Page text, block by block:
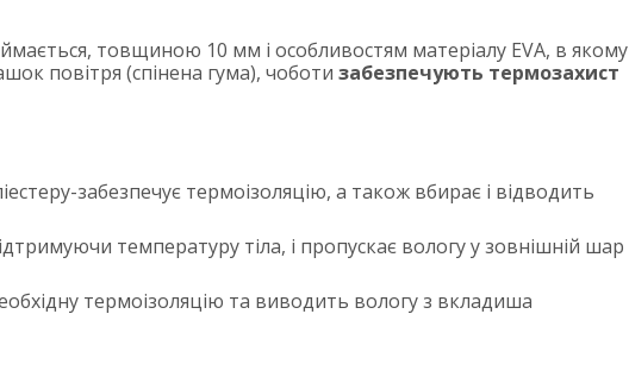
товщиною 10 мм і особливостям матеріалу EVA, в якому
повітря (спінена гума), чоботи забезпечують термозахист
забезпечує термоізоляцію, а також вбирає і відводить
температуру тіла, і пропускає вологу у зовнішній шар
термоізоляцію та виводить вологу з вкладиша